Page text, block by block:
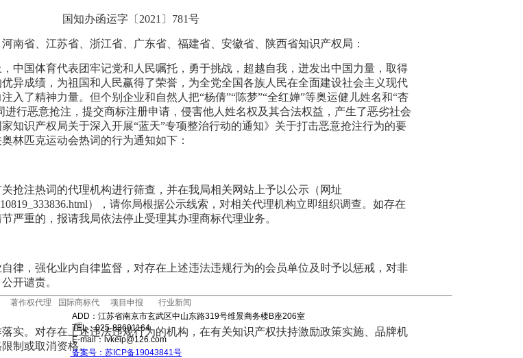
国知办函运字〔2021〕781号
南省、江苏省、浙江省、广东省、福建省、安徽省、陕西省知识产权局：
中国体育代表团牢记党和人民嘱托，勇于挑战，超越自我，迸发出中国力量，取得
异成绩，为祖国和人民赢得了荣誉，为全党全国各族人民在全面建设社会主义现代
入了精神力量。但个别企业和自然人把“杨倩”“陈梦”“全红婵”等奥运健儿姓名和“杏
进行恶意抢注，提交商标注册申请，侵害他人姓名权及其合法权益，产生了恶劣社会
知识产权局关于深入开展“蓝天”专项整治行动的通知》关于打击恶意抢注行为的要
林匹克运动会热词的行为通知如下：
抢注热词的代理机构进行筛查，并在我局相关网站上予以公示（网址
），请你局根据公示线索，对相关代理机构立即组织调查。如存在
严重的，报请我局依法停止受理其办理商标代理业务。
律，强化业内自律监督，对存在上述违法违规行为的会员单位及时予以惩戒，对非
开谴责。
实。对存在上述违法违规行为的机构，在有关知识产权扶持激励政策实施、品牌机
制或取消资格。
著作权代理 国际商标代
理
项目申报 行业新闻
ADD：江苏省南京市玄武区中山东路319号维景商务楼B座206室
TEL：025-83601164
E-mail：lvkeip@126.com
备案号：苏ICP备19043841号